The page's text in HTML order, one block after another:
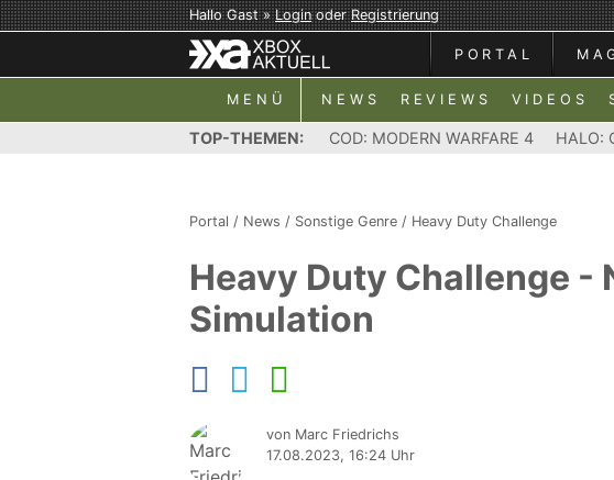
Hallo Gast »LoginoderRegistrierung
PORTAL
MENÜ NEWS REVIEWS VIDEOS
TOP-THEMEN: COD: MODERN WARFARE 4 HALO:
Portal / News / Sonstige Genre / Heavy Duty Challenge
Heavy Duty Challenge
Simulation
von Marc Friedrichs
17.08.2023, 16:24 Uhr